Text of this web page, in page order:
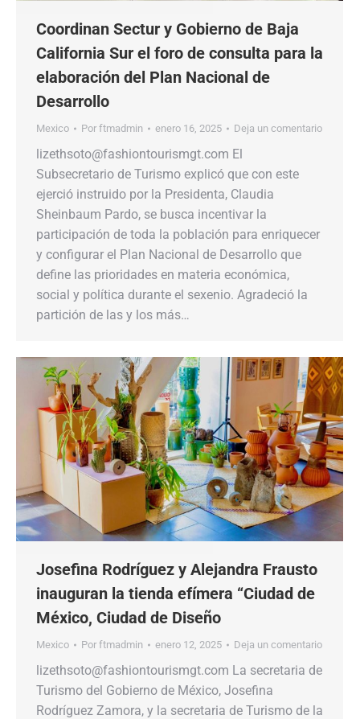
Coordinan Sectur y Gobierno de Baja
California Sur el foro de consulta para la
elaboración del Plan Nacional de
Desarrollo
Mexico Por ftmadmin enero 16, 2025 Deja un comentario
lizethsoto@fashiontourismgt.com El
Subsecretario de Turismo explicó que con este
ejerció instruido por la Presidenta, Claudia
Sheinbaum Pardo, se busca incentivar la
participación de toda la población para enriquecer
y configurar el Plan Nacional de Desarrollo que
define las prioridades en materia económica,
social y política durante el sexenio. Agradeció la
partición de las y los más…
Josefina Rodríguez y Alejandra Frausto
inauguran la tienda efímera “Ciudad de
México, Ciudad de Diseño
Mexico Por ftmadmin enero 12, 2025 Deja un comentario
lizethsoto@fashiontourismgt.com La secretaria de
Turismo del Gobierno de México, Josefina
Rodríguez Zamora, y la secretaria de Turismo de la